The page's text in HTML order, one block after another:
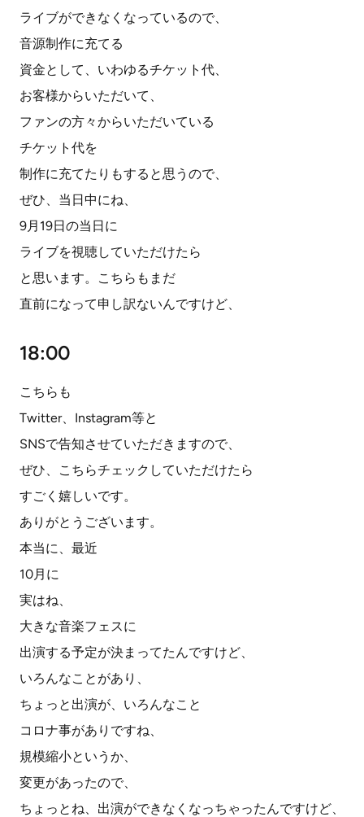
ライブができなくなっているので、
音源制作に充てる
資金として、いわゆるチケット代、
お客様からいただいて、
ファンの方々からいただいている
チケット代を
制作に充てたりもすると思うので、
ぜひ、当日中にね、
9月19日の当日に
ライブを視聴していただけたら
と思います。こちらもまだ
直前になって申し訳ないんですけど、
18:00
こちらも
Twitter、Instagram等と
SNSで告知させていただきますので、
ぜひ、こちらチェックしていただけたら
すごく嬉しいです。
ありがとうございます。
本当に、最近
10月に
実はね、
大きな音楽フェスに
出演する予定が決まってたんですけど、
いろんなことがあり、
ちょっと出演が、いろんなこと
コロナ事がありですね、
規模縮小というか、
変更があったので、
ちょっとね、出演ができなくなっちゃったんですけど、